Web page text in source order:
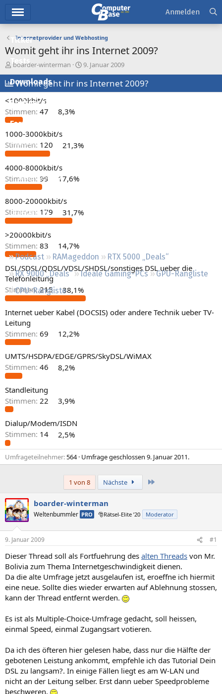
Ticker
Tests
Downloads
Preisvergleich
Forum
Aktuelles
Neue Beiträge
Leserartikel
Podcast RAMageddon
RTX 5000 „Deals“
RX 9000 „Deals“
Ideale Gaming-PCs
GPU-Rangliste
CPU-Rangliste
Anmelden
Internetprovider und Webhosting
Womit geht ihr ins Internet 2009?
E
r
s
t
e
l
l
r
boarder-winterman
E
r
s
t
m
9. Januar 2009
Womit geht ihr ins Internet 2009?
<1000kbit/s
Stimmen: 47 8,3%
1000-3000kbit/s
Stimmen: 120 21,3%
4000-8000kbit/s
Stimmen: 99 17,6%
8000-20000kbit/s
Stimmen: 179 31,7%
>20000kbit/s
Stimmen: 83 14,7%
DSL/SDSL/QDSL/VDSL/SHDSL/sonstiges DSL ueber die
Telefonleitung
Stimmen:215 38,1%
Internet ueber Kabel (DOCSIS) oder andere Technik ueber TV-
Leitung
Stimmen: 69 12,2%
UMTS/HSDPA/EDGE/GPRS/SkyDSL/WiMAX
Stimmen: 46 8,2%
Standleitung
Stimmen: 22 3,9%
Dialup/Modem/ISDN
Stimmen: 14 2,5%
Umfrageteilnehmer 564 Umfrage geschlossen 9. Januar 2011.
1 von 8 Nächste
boarder-winterman
Weltenbummler PRO 🎅Rätsel-Elite ’20 Moderator
9. Januar 2009 #1
Dieser Thread soll als Fortfuehrung des alten Threads von Mr.
Bolivia zum Thema Internetgeschwindigkeit dienen.
Da die alte Umfrage jetzt ausgelaufen ist, eroeffne ich hiermit
eine neue. Sollte dies wieder erwarten auf Ablehnung stossen,
kann der Thread entfernt werden.
Es ist als Multiple-Choice-Umfrage gedacht, soll heissen,
einmal Speed, einmal Zugangsart votieren.
Da ich des öfteren hier gelesen habe, dass nur die Hälfte der
gebotenen Leistung ankommt, empfehle ich das Tutorial Dein
DSL zu langsam?. In einige Fällen liegt es am W-LAN und
nicht an der Leitung selber. Erst dann ueber Speedprobleme
beschweren.